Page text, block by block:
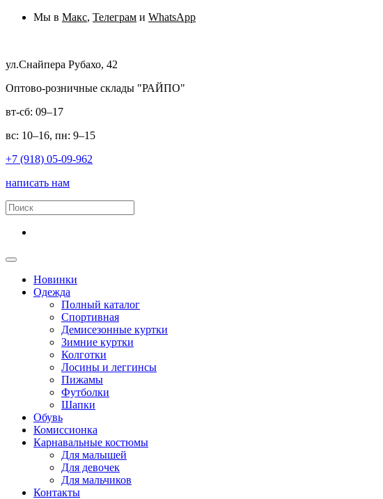
Мы в Макс, Телеграм и WhatsApp
ул.Снайпера Рубахо, 42
Оптово-розничные склады "РАЙПО"
вт-сб: 09–17
вс: 10–16, пн: 9–15
+7 (918) 05-09-962
написать нам
Новинки
Одежда
Полный каталог
Спортивная
Демисезонные куртки
Зимние куртки
Колготки
Лосины и леггинсы
Пижамы
Футболки
Шапки
Обувь
Комиссионка
Карнавальные костюмы
Для малышей
Для девочек
Для мальчиков
Контакты